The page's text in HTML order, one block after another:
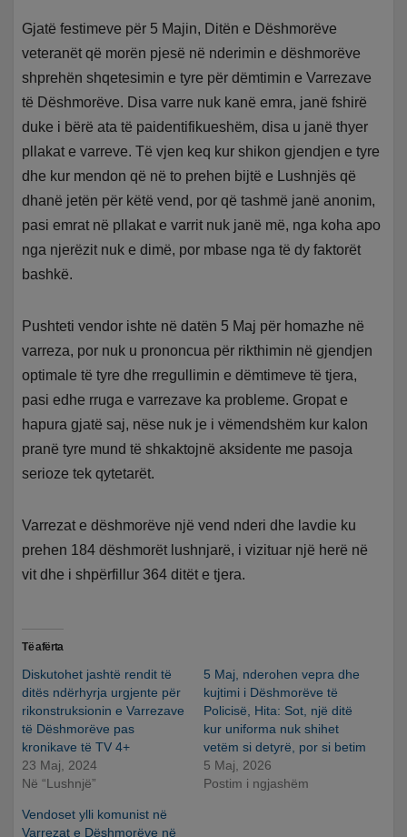
Gjatë festimeve për 5 Majin, Ditën e Dëshmorëve
veteranët që morën pjesë në nderimin e dëshmorëve
shprehën shqetesimin e tyre për dëmtimin e Varrezave
të Dëshmorëve. Disa varre nuk kanë emra, janë fshirë
duke i bërë ata të paidentifikueshëm, disa u janë thyer
pllakat e varreve. Të vjen keq kur shikon gjendjen e tyre
dhe kur mendon që në to prehen bijtë e Lushnjës që
dhanë jetën për këtë vend, por që tashmë janë anonim,
pasi emrat në pllakat e varrit nuk janë më, nga koha apo
nga njerëzit nuk e dimë, por mbase nga të dy faktorët
bashkë.
Pushteti vendor ishte në datën 5 Maj për homazhe në
varreza, por nuk u prononcua për rikthimin në gjendjen
optimale të tyre dhe rregullimin e dëmtimeve të tjera,
pasi edhe rruga e varrezave ka probleme. Gropat e
hapura gjatë saj, nëse nuk je i vëmendshëm kur kalon
pranë tyre mund të shkaktojnë aksidente me pasoja
serioze tek qytetarët.
Varrezat e dëshmorëve një vend nderi dhe lavdie ku
prehen 184 dëshmorët lushnjarë, i vizituar një herë në
vit dhe i shpërfillur 364 ditët e tjera.
Të afërta
Diskutohet jashtë rendit të
ditës ndërhyrja urgjente për
rikonstruksionin e Varrezave
të Dëshmorëve pas
kronikave të TV 4+
23 Maj, 2024
Në “Lushnjë”
5 Maj, nderohen vepra dhe
kujtimi i Dëshmorëve të
Policisë, Hita: Sot, një ditë
kur uniforma nuk shihet
vetëm si detyrë, por si betim
5 Maj, 2026
Postim i ngjashëm
Vendoset ylli komunist në
Varrezat e Dëshmorëve në